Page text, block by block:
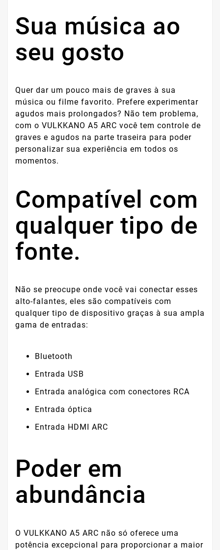
Sua música ao
seu gosto
Quer dar um pouco mais de graves à sua
música ou filme favorito. Prefere experimentar
agudos mais prolongados? Não tem problema,
com o VULKKANO A5 ARC você tem controle de
graves e agudos na parte traseira para poder
personalizar sua experiência em todos os
momentos.
Compatível com
qualquer tipo de
fonte.
Não se preocupe onde você vai conectar esses
alto-falantes, eles são compatíveis com
qualquer tipo de dispositivo graças à sua ampla
gama de entradas:
Bluetooth
Entrada USB
Entrada analógica com conectores RCA
Entrada óptica
Entrada HDMI ARC
Poder em
abundância
O VULKKANO A5 ARC não só oferece uma
potência excepcional para proporcionar a maior